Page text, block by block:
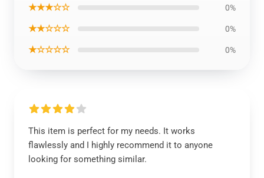
★★★☆☆ 0%
★★☆☆☆ 0%
★☆☆☆☆ 0%
This item is perfect for my needs. It works
flawlessly and I highly recommend it to anyone
looking for something similar.